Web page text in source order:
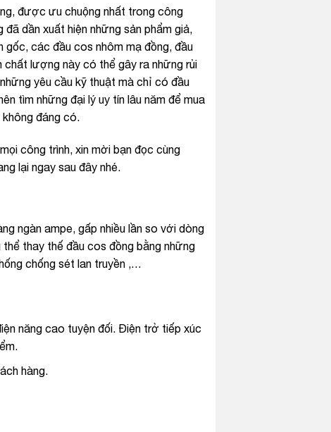
được ưu chuộng nhất trong công
dần xuất hiện những sản phẩm giả,
gốc, các đầu cos nhôm mạ đồng, đầu
lượng này có thể gây ra những rủi
yêu cầu kỹ thuật mà chỉ có đầu
tìm những đại lý uy tín lâu năm để mua
đáng có.
công trình, xin mời bạn đọc cùng
lại ngay sau đây nhé.
ngàn ampe, gấp nhiều lần so với dòng
thay thế đầu cos đồng bằng những
chống sét lan truyền ,…
năng cao tuyện đối. Điện trở tiếp xúc
hàng.